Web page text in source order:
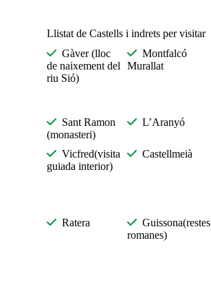
Llistat de Castells i indrets per visitar
Gàver (lloc
de naixement del
riu Sió)
Montfalcó
Murallat
Sant Ramon
(monasteri)
L’Aranyó
Vicfred(visita
guiada interior)
Castellmeià
Ratera
Guissona(restes
romanes)